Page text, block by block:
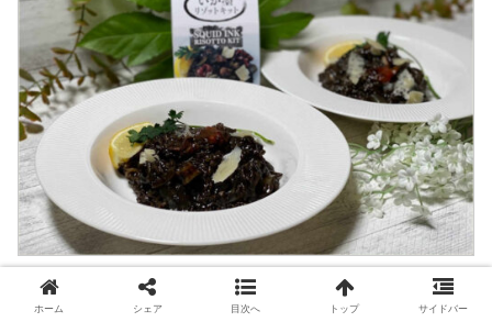
今回は、コストコで購入した、デリコーナーの新商品【い
ホーム シェア 目次へ トップ サイドバー